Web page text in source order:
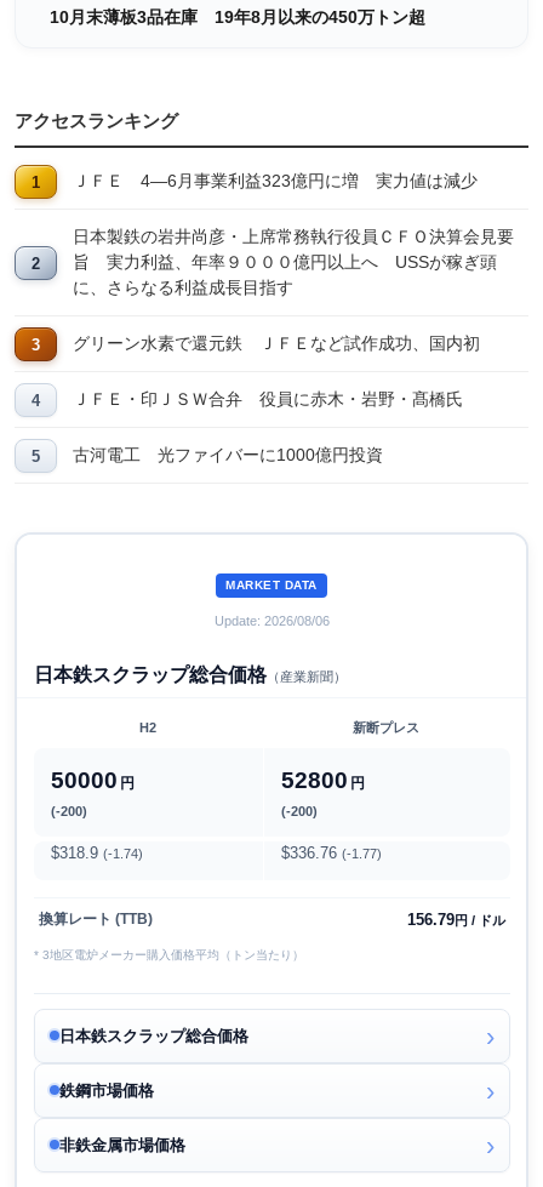
10月末薄板3品在庫 19年8月以来の450万トン超
アクセスランキング
ＪＦＥ 4―6月事業利益323億円に増 実力値は減少
日本製鉄の岩井尚彦・上席常務執行役員ＣＦＯ決算会見要
旨 実力利益、年率９０００億円以上へ USSが稼ぎ頭
に、さらなる利益成長目指す
グリーン水素で還元鉄 ＪＦＥなど試作成功、国内初
ＪＦＥ・印ＪＳＷ合弁 役員に赤木・岩野・髙橋氏
古河電工 光ファイバーに1000億円投資
MARKET DATA
Update: 2026/08/06
日本鉄スクラップ総合価格（産業新聞）
H2 新断プレス
50000 円
(-200)
52800 円
(-200)
$318.9 (-1.74) $336.76 (-1.77)
換算レート (TTB) 156.79円 / ドル
* 3地区電炉メーカー購入価格平均（トン当たり）
日本鉄スクラップ総合価格
鉄鋼市場価格
非鉄金属市場価格